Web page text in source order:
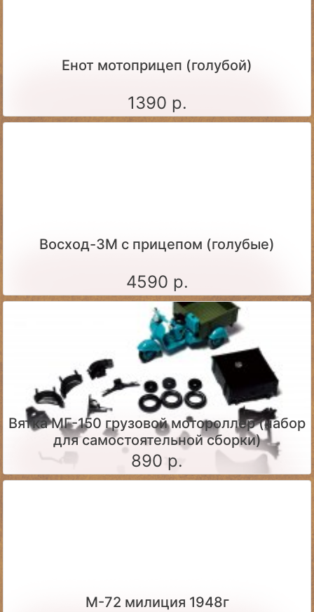
Енот мотоприцеп (голубой)
1390 р.
Восход-3М с прицепом (голубые)
4590 р.
Вятка МГ-150 грузовой мотороллер (набор
для самостоятельной сборки)
890 р.
М-72 милиция 1948г